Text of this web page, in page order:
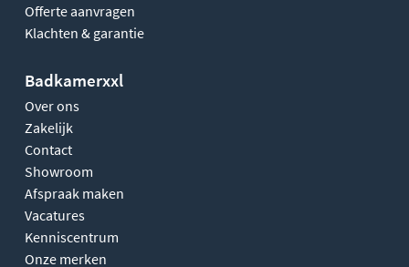
Offerte aanvragen
Klachten & garantie
Badkamerxxl
Over ons
Zakelijk
Contact
Showroom
Afspraak maken
Vacatures
Kenniscentrum
Onze merken